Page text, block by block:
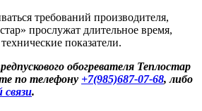
требований производителя,
прослужат длительное время,
показатели.
обогревателя Теплостар
по телефону +7(985)687-07-68, либо
.